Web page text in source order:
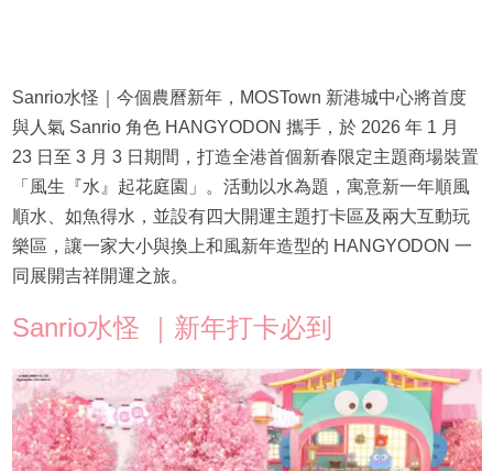
Sanrio水怪｜今個農曆新年，MOSTown 新港城中心將首度
與人氣 Sanrio 角色 HANGYODON 攜手，於 2026 年 1 月
23 日至 3 月 3 日期間，打造全港首個新春限定主題商場裝置
「風生『水』起花庭園」。活動以水為題，寓意新一年順風
順水、如魚得水，並設有四大開運主題打卡區及兩大互動玩
樂區，讓一家大小與換上和風新年造型的 HANGYODON 一
同展開吉祥開運之旅。
Sanrio水怪 ｜新年打卡必到